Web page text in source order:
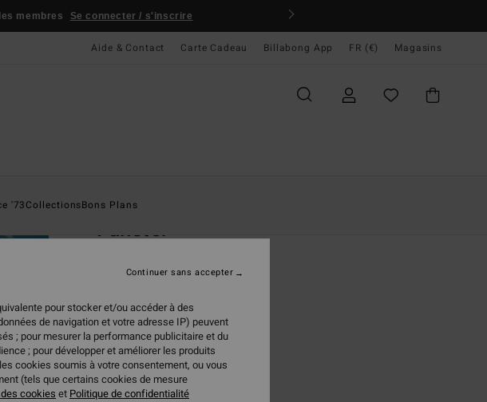
membres Se connecter / s'inscrire
Aide & Contact Carte Cadeau Billabong App FR (€) Magasins
'73CollectionsBons Plans
Funster
CouleurSun Faded Indigo
pour stocker et/ou accéder à des
de navigation et votre adresse IP) peuvent
; pour mesurer la performance publicitaire et du
; pour développer et améliorer les produits
cookies soumis à votre consentement, ou vous
(tels que certains cookies de mesure
cookies et Politique de confidentialité
Continuer sans accepter